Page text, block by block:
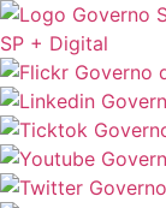
SP + Digital